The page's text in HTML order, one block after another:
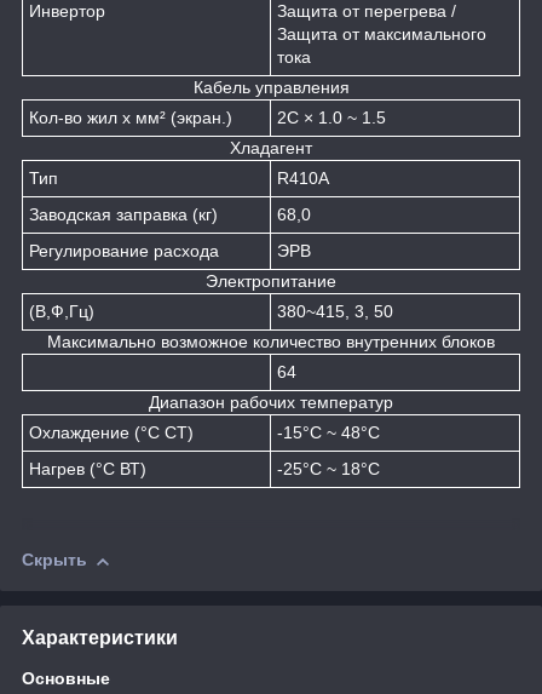
Инвертор
Защита от перегрева /
Защита от максимального
тока
Кабель управления
Кол-во жил х мм² (экран.)
2C × 1.0 ~ 1.5
Хладагент
Тип
R410A
Заводская заправка (кг)
68,0
Регулирование расхода
ЭРВ
Электропитание
(В,Ф,Гц)
380~415, 3, 50
Максимально возможное количество внутренних блоков
64
Диапазон рабочих температур
Охлаждение (°C СТ)
-15°C ~ 48°C
Нагрев (°C ВТ)
-25°C ~ 18°C
Скрыть
Характеристики
Основные